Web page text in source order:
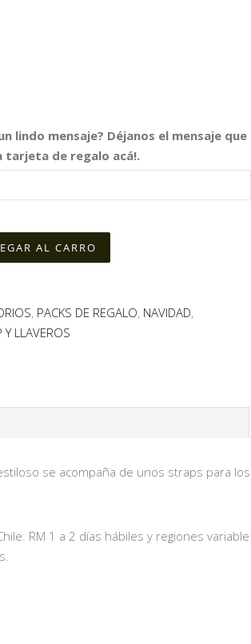
lindo mensaje? Déjanos el mensaje que
tarjeta de regalo acá!.
, PACKS DE REGALO, NAVIDAD,
Y LLAVEROS
se acompaña de unos straps para los
RM 1 a 2 días hábiles y regiones variable